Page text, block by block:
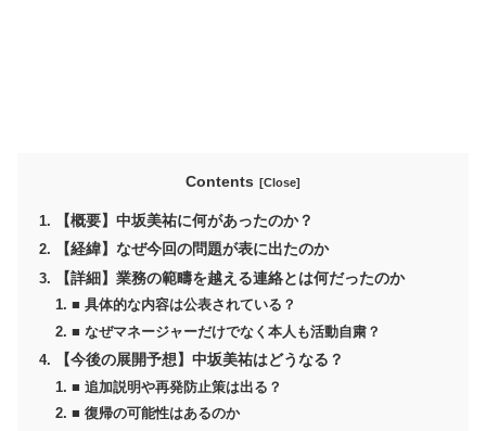
Contents
【概要】中坂美祐に何があったのか？
【経緯】なぜ今回の問題が表に出たのか
【詳細】業務の範疇を越える連絡とは何だったのか
■ 具体的な内容は公表されている？
■ なぜマネージャーだけでなく本人も活動自粛？
【今後の展開予想】中坂美祐はどうなる？
■ 追加説明や再発防止策は出る？
■ 復帰の可能性はあるのか